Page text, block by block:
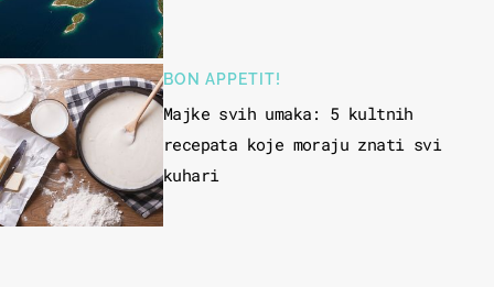
BON APPETIT!
Majke svih umaka: 5 kultnih
recepata koje moraju znati svi
kuhari